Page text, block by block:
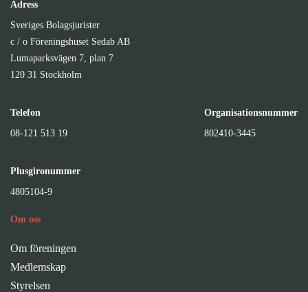
Adress
Sveriges Bolagsjurister
c / o Föreningshuset Sedab AB
Lumaparksvägen 7, plan 7
120 31 Stockholm
Telefon
08-121 513 19
Organisationsnummer
802410-3445
Plusgironummer
4805104-9
Om oss
Om föreningen
Medlemskap
Styrelsen